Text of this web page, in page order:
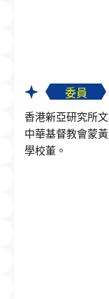
委員
香港新亞研究所
中華基督教會蒙
學校董。